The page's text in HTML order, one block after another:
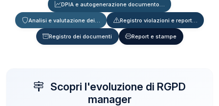
DPIA e autogenerazione documento…
Analisi e valutazione dei… Registro violazioni e report…
Registro dei documenti Report e stampe
Scopri l'evoluzione di RGPD
manager